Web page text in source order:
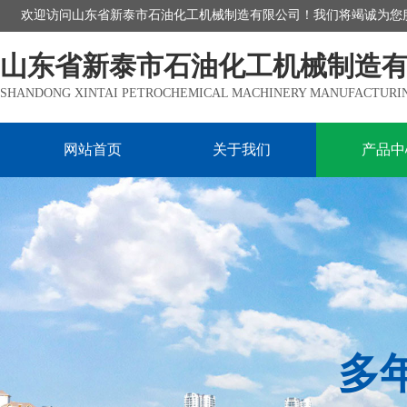
欢迎访问山东省新泰市石油化工机械制造有限公司！我们将竭诚为您
山东省新泰市石油化工机械制造
SHANDONG XINTAI PETROCHEMICAL MACHINERY
网站首页 关于我们 产品
多